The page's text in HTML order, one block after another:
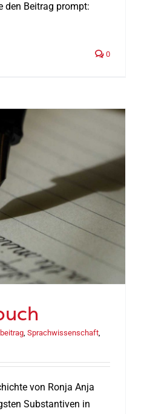
den Beitrag prompt:
0
Sprachwissenschaft
von Ronja Anja
Substantiven in